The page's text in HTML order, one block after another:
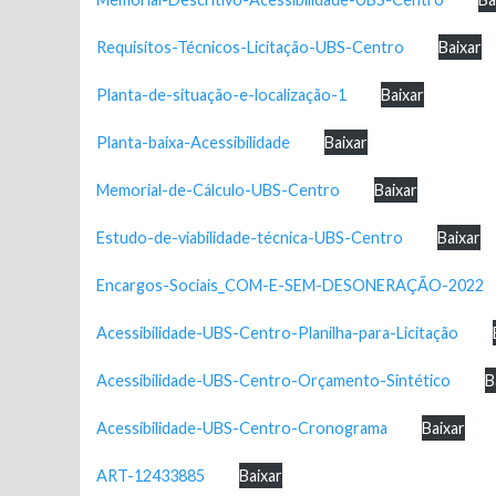
Requisitos-Técnicos-Licitação-UBS-Centro Baixar
Planta-de-situação-e-localização-1 Baixar
Planta-baixa-Acessibilidade Baixar
Memorial-de-Cálculo-UBS-Centro Baixar
Estudo-de-viabilidade-técnica-UBS-Centro Baixar
Encargos-Sociais_COM-E-SEM-DESONERAÇÃO-2022
Acessibilidade-UBS-Centro-Planilha-para-Licitação
Acessibilidade-UBS-Centro-Orçamento-Sintético
Acessibilidade-UBS-Centro-Cronograma Baixar
ART-12433885 Baixar